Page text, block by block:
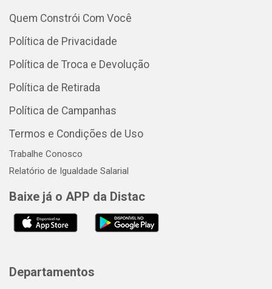
Quem Constrói Com Você
Política de Privacidade
Política de Troca e Devolução
Política de Retirada
Política de Campanhas
Termos e Condições de Uso
Trabalhe Conosco
Relatório de Igualdade Salarial
Baixe já o APP da Distac
Departamentos